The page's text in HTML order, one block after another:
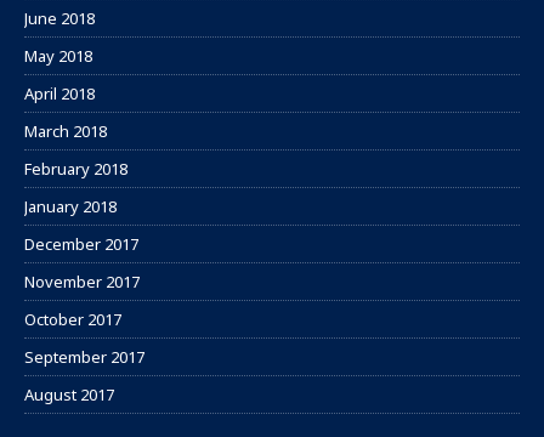
June 2018
May 2018
April 2018
March 2018
February 2018
January 2018
December 2017
November 2017
October 2017
September 2017
August 2017